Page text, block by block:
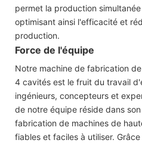
permet la production
optimisant ainsi l'efficacité et
production.
Force de l'équipe
Notre machine de fabrication
4 cavités est le fruit du travail
ingénieurs, concepteurs et
de notre équipe réside dans
fabrication de machines de
fiables et faciles à utiliser.